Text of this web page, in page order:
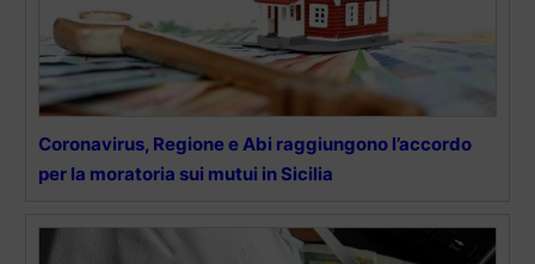
Coronavirus, Regione e Abi raggiungono l’accordo
per la moratoria sui mutui in Sicilia